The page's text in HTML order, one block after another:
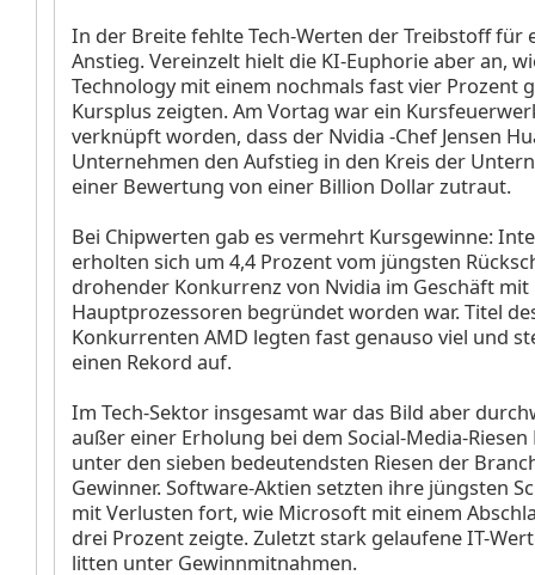
In der Breite fehlte Tech-Werten der Treibstoff für
Anstieg. Vereinzelt hielt die KI-Euphorie aber an,
Technologymit einem nochmals fast vier Prozent
Kursplus zeigten. Am Vortag war ein
verknüpft worden, dass der Nvidia -Chef Jensen
Unternehmen den Aufstieg in den Kreis der
einer Bewertung von einer Billion Dollar zutraut.
Bei Chipwerten gab es vermehrt Kursgewinne:
erholten sich um 4,4 Prozent vom jüngsten
drohender Konkurrenz von Nvidia im Geschäft mit
Hauptprozessoren begründet worden war. Titel
Konkurrenten AMD legten fast genauso viel und
einen Rekord auf.
Im Tech-Sektor insgesamt war das Bild aber
außer einer Erholung bei dem Social-Media-
unter den sieben bedeutendsten Riesen der
Gewinner. Software-Aktien setzten ihre jüngsten
mit Verlusten fort, wie Microsoft mit einem
drei Prozent zeigte. Zuletzt stark gelaufene IT-
litten unter Gewinnmitnahmen.